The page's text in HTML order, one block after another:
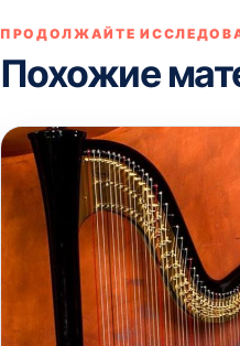
ПРОДОЛЖАЙТЕ
Похожие